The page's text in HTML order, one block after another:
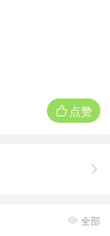
 点赞

 全部